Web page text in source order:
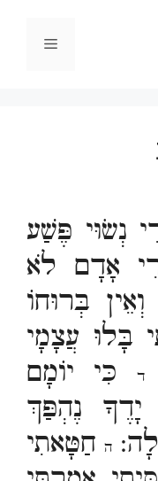
תפריט
נְשׂוּי פֶּשַׁע
אָדָם לֹא
בְּרוּחוֹ
בָּלוּ עֲצָמָי
ד
כִּי יוֹמָם
נֶהְפַּךְ
ה חַטָּאתִי